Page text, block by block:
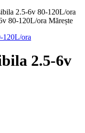
2.5-6v 80-120L/ora
Mărește
2.5-6v